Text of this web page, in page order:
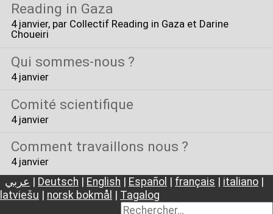
Reading in Gaza
4 janvier, par Collectif Reading in Gaza et Darine
Choueiri
Qui sommes-nous ?
4 janvier
Comité scientifique
4 janvier
Comment travaillons nous ?
4 janvier
عربي | Deutsch | English | Español | français | italiano |
latviešu | norsk bokmål | Tagalog